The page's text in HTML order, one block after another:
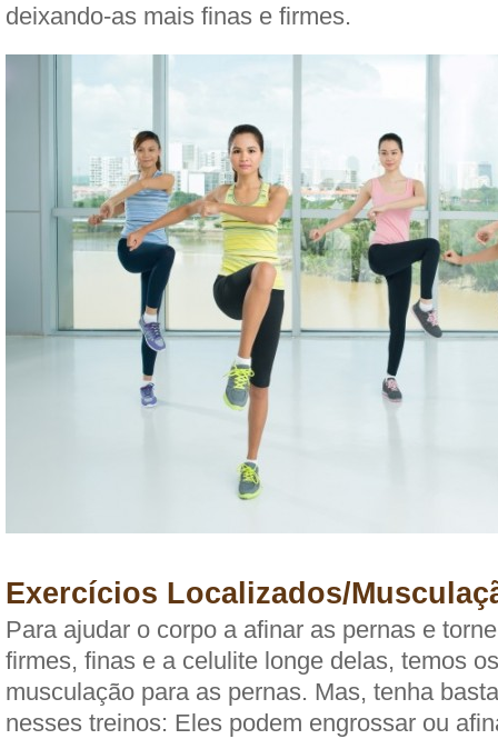
deixando-as mais finas e firmes.
Exercícios Localizados/
Para ajudar o corpo a afinar as pernas e
firmes, finas e a celulite longe delas, temos
musculação para as pernas. Mas, tenha
nesses treinos: Eles podem engrossar ou